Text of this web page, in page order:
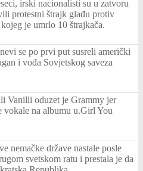
irski nacionalisti su u zatvoru
protestni štrajk glađu protiv
je umrlo 10 štrajkača.
se po prvi put susreli američki
i vođa Sovjetskog saveza
Vanilli oduzet je Grammy jer
vokale na albumu u.Girl You
nemačke države nastale posle
svetskom ratu i prestala je da